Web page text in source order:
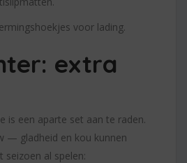
voor lading.
extra
is een aparte set aan te raden.
— gladheid en kou kunnen
al spelen: